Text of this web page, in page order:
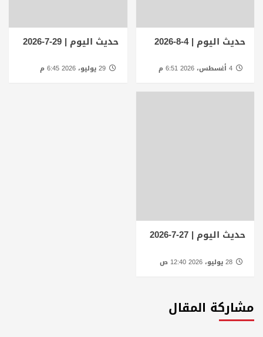
حديث اليوم | 4-8-2026 حديث اليوم | 29-7-2026
29 يوليو، 2026 6:45 م
حديث اليوم | 27-7-2026
مشاركة المقال